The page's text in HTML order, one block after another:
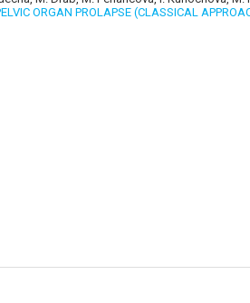
ORGAN PROLAPSE (CLASSICAL